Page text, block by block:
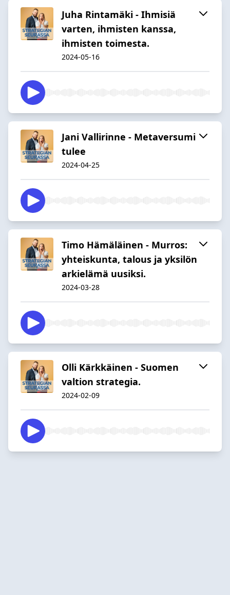
Juha Rintamäki - Ihmisiä
varten, ihmisten kanssa,
ihmisten toimesta.
2024-05-16
Jani Vallirinne - Metaversumi
tulee
2024-04-25
Timo Hämäläinen - Murros:
yhteiskunta, talous ja yksilön
arkielämä uusiksi.
2024-03-28
Olli Kärkkäinen - Suomen
valtion strategia.
2024-02-09